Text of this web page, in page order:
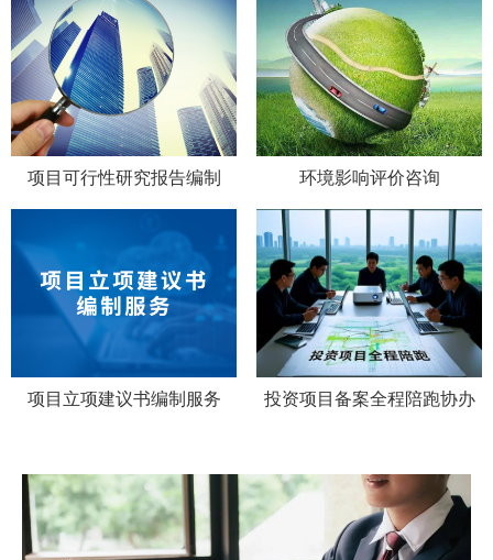
项目可行性研究报告编制 环境影响评价咨询
项目立项建议书编制服务 投资项目备案全程陪跑协办